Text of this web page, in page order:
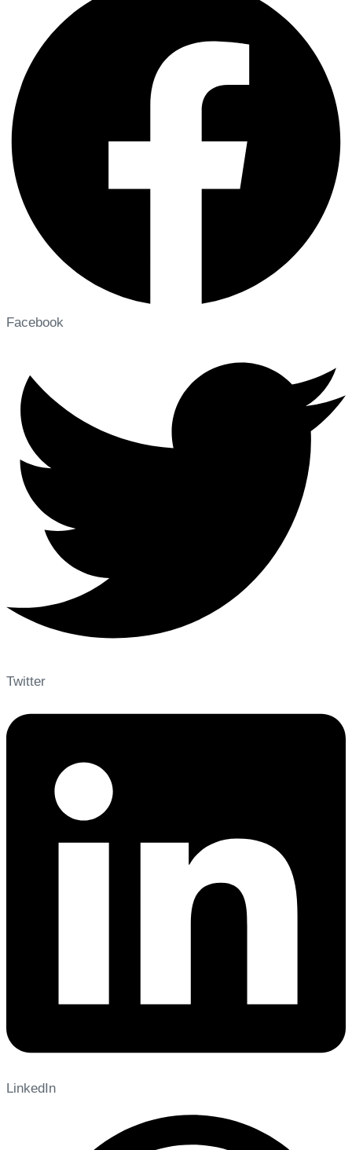
Facebook
Twitter
LinkedIn